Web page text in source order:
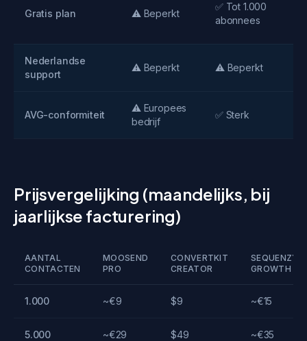
Gratis plan ⚠️ Beperkt
✅ Tot 1.000
abonnees
Nederlandse
support
⚠️ Beperkt ⚠️ Beperkt
AVG-conformiteit
⚠️ Europees
bedrijf
✅ Sterk
Prijsvergelijking (maandelijks, bij
jaarlijkse facturering)
AANTAL
CONTACTEN
MOOSEND
PRO
CONVERTKIT
CREATOR
SEQUENZY
GROWTH
1.000 ~€9 $9 ~€15
5.000 ~€29 $49 ~€35